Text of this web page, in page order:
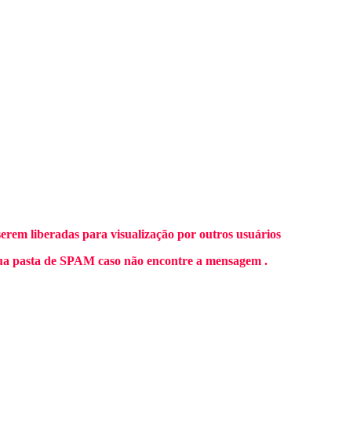
liberadas para visualização por outros usuários
de SPAM caso não encontre a mensagem .